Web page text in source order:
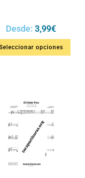
Desde: 3,99€
opciones